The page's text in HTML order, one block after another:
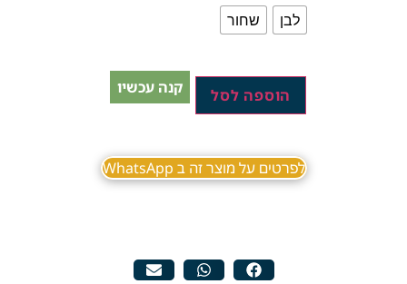
לבן שחור
קנה עכשיו הוספה לסל
לפרטים על מוצר זה ב WhatsApp